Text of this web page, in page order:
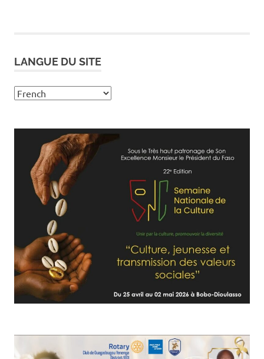
LANGUE DU SITE